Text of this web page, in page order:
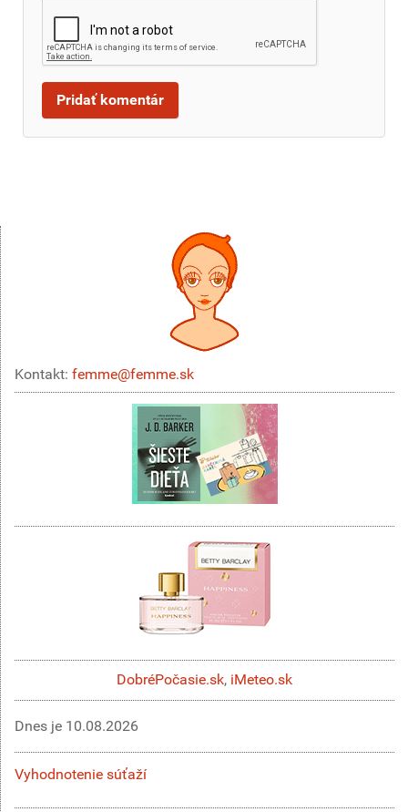
Kontakt: femme@femme.sk
DobréPočasie.sk, iMeteo.sk
Dnes je 10.08.2026
Vyhodnotenie súťaží